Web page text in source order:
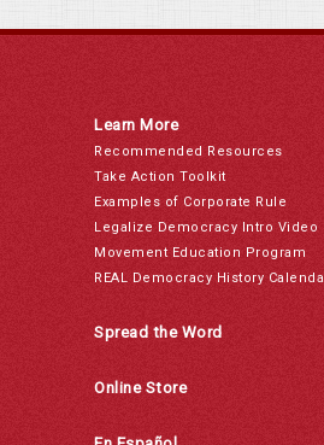
Learn More
Recommended Resources
Take Action Toolkit
Examples of Corporate Rule
Legalize Democracy Intro Video
Movement Education Program
REAL Democracy History
Spread the Word
Online Store